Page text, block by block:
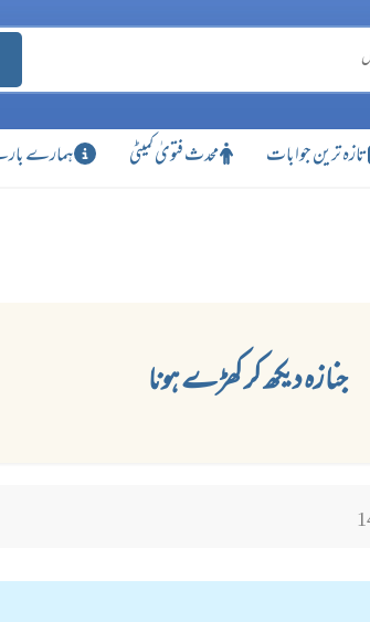
تازہ ترین جوابات محدث فتویٰ کمیٹی ہمارے
جنازہ دیکھ کر کھڑے ہونا